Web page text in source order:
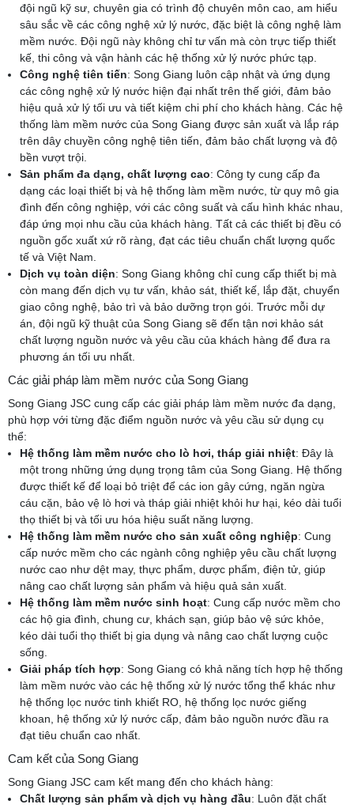
đội ngũ kỹ sư, chuyên gia có trình độ chuyên môn cao, am hiểu
sâu sắc về các công nghệ xử lý nước, đặc biệt là công nghệ làm
mềm nước. Đội ngũ này không chỉ tư vấn mà còn trực tiếp thiết
kế, thi công và vận hành các hệ thống xử lý nước phức tạp.
Công nghệ tiên tiến: Song Giang luôn cập nhật và ứng dụng
các công nghệ xử lý nước hiện đại nhất trên thế giới, đảm bảo
hiệu quả xử lý tối ưu và tiết kiệm chi phí cho khách hàng. Các hệ
thống làm mềm nước của Song Giang được sản xuất và lắp ráp
trên dây chuyền công nghệ tiên tiến, đảm bảo chất lượng và độ
bền vượt trội.
Sản phẩm đa dạng, chất lượng cao: Công ty cung cấp đa
dạng các loại thiết bị và hệ thống làm mềm nước, từ quy mô gia
đình đến công nghiệp, với các công suất và cấu hình khác nhau,
đáp ứng mọi nhu cầu của khách hàng. Tất cả các thiết bị đều có
nguồn gốc xuất xứ rõ ràng, đạt các tiêu chuẩn chất lượng quốc
tế và Việt Nam.
Dịch vụ toàn diện: Song Giang không chỉ cung cấp thiết bị mà
còn mang đến dịch vụ tư vấn, khảo sát, thiết kế, lắp đặt, chuyển
giao công nghệ, bảo trì và bảo dưỡng trọn gói. Trước mỗi dự
án, đội ngũ kỹ thuật của Song Giang sẽ đến tận nơi khảo sát
chất lượng nguồn nước và yêu cầu của khách hàng để đưa ra
phương án tối ưu nhất.
Các giải pháp làm mềm nước của Song Giang
Song Giang JSC cung cấp các giải pháp làm mềm nước đa dạng,
phù hợp với từng đặc điểm nguồn nước và yêu cầu sử dụng cụ
thể:
Hệ thống làm mềm nước cho lò hơi, tháp giải nhiệt: Đây là
một trong những ứng dụng trọng tâm của Song Giang. Hệ thống
được thiết kế để loại bỏ triệt để các ion gây cứng, ngăn ngừa
cáu cặn, bảo vệ lò hơi và tháp giải nhiệt khỏi hư hại, kéo dài tuổi
thọ thiết bị và tối ưu hóa hiệu suất năng lượng.
Hệ thống làm mềm nước cho sản xuất công nghiệp: Cung
cấp nước mềm cho các ngành công nghiệp yêu cầu chất lượng
nước cao như dệt may, thực phẩm, dược phẩm, điện tử, giúp
nâng cao chất lượng sản phẩm và hiệu quả sản xuất.
Hệ thống làm mềm nước sinh hoạt: Cung cấp nước mềm cho
các hộ gia đình, chung cư, khách sạn, giúp bảo vệ sức khỏe,
kéo dài tuổi thọ thiết bị gia dụng và nâng cao chất lượng cuộc
sống.
Giải pháp tích hợp: Song Giang có khả năng tích hợp hệ thống
làm mềm nước vào các hệ thống xử lý nước tổng thể khác như
hệ thống lọc nước tinh khiết RO, hệ thống lọc nước giếng
khoan, hệ thống xử lý nước cấp, đảm bảo nguồn nước đầu ra
đạt tiêu chuẩn cao nhất.
Cam kết của Song Giang
Song Giang JSC cam kết mang đến cho khách hàng:
Chất lượng sản phẩm và dịch vụ hàng đầu: Luôn đặt chất